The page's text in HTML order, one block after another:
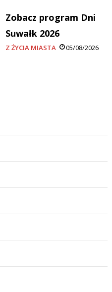
Zobacz program Dni
Suwałk 2026
Z ŻYCIA MIASTA 05/08/2026